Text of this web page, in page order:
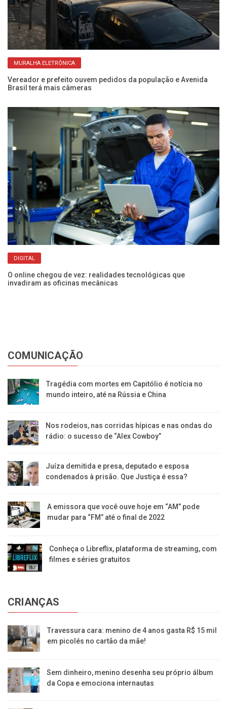
MURALHA ELETRÔNICA
Vereador e prefeito ouvem pedidos da população e Avenida
Brasil terá mais câmeras
DIGITAL
O online chegou de vez: realidades tecnológicas que
invadiram as oficinas mecânicas
COMUNICAÇÃO
Tragédia com mortes em Capitólio é notícia no
mundo inteiro, até na Rússia e China
Nos rodeios, nas corridas hípicas e nas ondas do
rádio: o sucesso de “Alex Cowboy”
Juíza demitida e presa, deputado e esposa
condenados à prisão. Que Justiça é essa?
A emissora que você ouve hoje em “AM” pode
mudar para “FM” até o final de 2022
Conheça o Libreflix, plataforma de streaming, com
filmes e séries gratuitos
CRIANÇAS
Travessura cara: menino de 4 anos gasta R$ 15 mil
em picolés no cartão da mãe!
Sem dinheiro, menino desenha seu próprio álbum
da Copa e emociona internautas